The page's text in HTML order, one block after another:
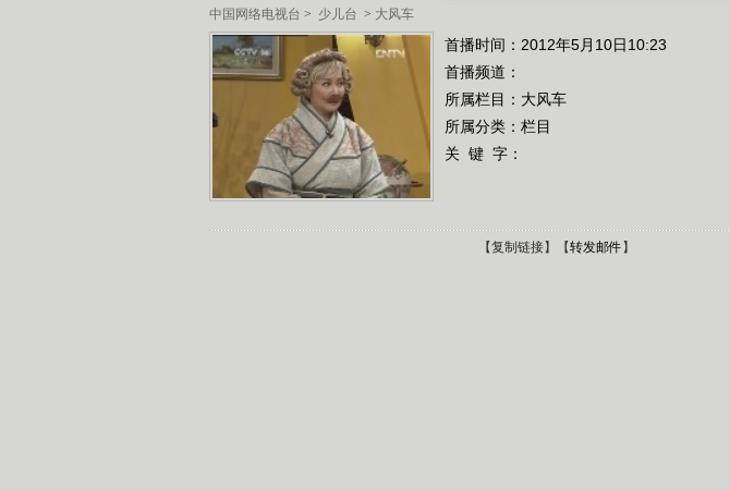
中国网络电视台 > 少儿台 > 大风车
首播时间：2012年5月10日10:23
首播频道：
所属栏目： 大风车
所属分类：栏目
关 键 字：
【复制链接】【转发邮件 】